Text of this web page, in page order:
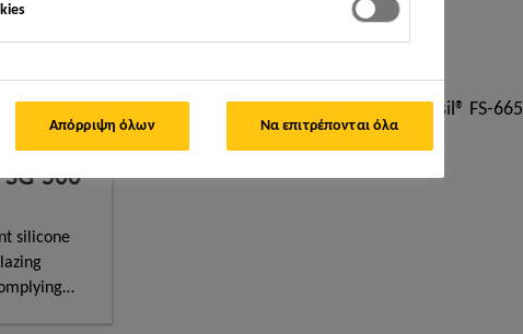
Institute of Architectural Design
SG-500 CN, Sikasil® WS-305, Sikasil® WS-355, Sikasil® FS-665
500
silicone
Απόρριψη όλων Να επιτρέπονται όλα